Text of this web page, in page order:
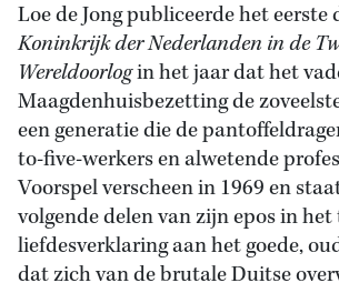
Loe de Jong publiceerde het eerste
Koninkrijk der Nederlanden in de
Wereldoorlogin het jaar dat het
Maagdenhuisbezetting de
een generatie die de
to-five-werkers en alwetende
Voorspel verscheen in 1969 en
volgende delen van zijn epos in
liefdesverklaring aan het goede,
dat zich van de brutale Duitse